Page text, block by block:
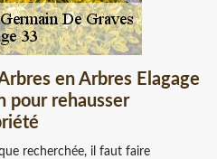
en Arbres Elagage
pour rehausser
recherchée, il faut faire